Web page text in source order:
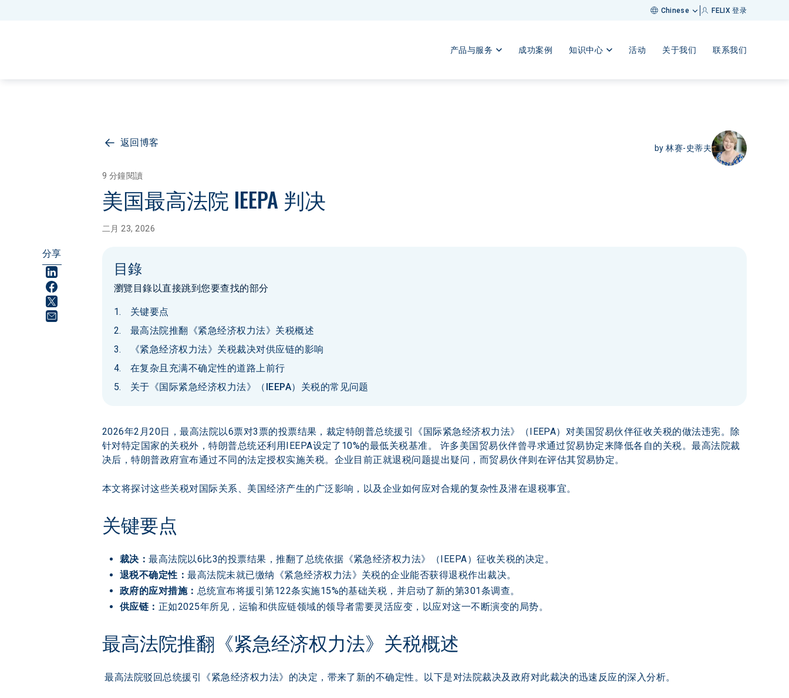
Chinese FELIX 登录
产品与服务 成功案例 知识中心 活动 关于我们 联系我们
返回博客 by林赛-史蒂夫
9 分鐘閱讀
美国最高法院 IEEPA 判决
二月 23, 2026
分享
目錄
瀏覽目錄以直接跳到您要查找的部分
关键要点
最高法院推翻《紧急经济权力法》关税概述
《紧急经济权力法》关税裁决对供应链的影响
在复杂且充满不确定性的道路上前行
关于《国际紧急经济权力法》（IEEPA）关税的常见问题
2026年2月20日，最高法院以6票对3票的投票结果，裁定特朗普总统援引《国际紧急经济权力法》（IEEPA）对美国贸易伙伴征收关税的做法违宪。除
针对特定国家的关税外，特朗普总统还利用IEEPA设定了10%的最低关税基准。 许多美国贸易伙伴曾寻求通过贸易协定来降低各自的关税。最高法院裁
决后，特朗普政府宣布通过不同的法定授权实施关税。企业目前正就退税问题提出疑问，而贸易伙伴则在评估其贸易协定。
本文将探讨这些关税对国际关系、美国经济产生的广泛影响，以及企业如何应对合规的复杂性及潜在退税事宜。
关键要点
裁决：最高法院以6比3的投票结果，推翻了总统依据《紧急经济权力法》（IEEPA）征收关税的决定。
退税不确定性：最高法院未就已缴纳《紧急经济权力法》关税的企业能否获得退税作出裁决。
政府的应对措施： 总统宣布将援引第122条实施15%的基础关税，并启动了新的第301条调查。
供应链： 正如2025年所见，运输和供应链领域的领导者需要灵活应变，以应对这一不断演变的局势。
最高法院推翻《紧急经济权力法》关税概述
最高法院驳回总统援引《紧急经济权力法》的决定，带来了新的不确定性。以下是对法院裁决及政府对此裁决的迅速反应的深入分析。